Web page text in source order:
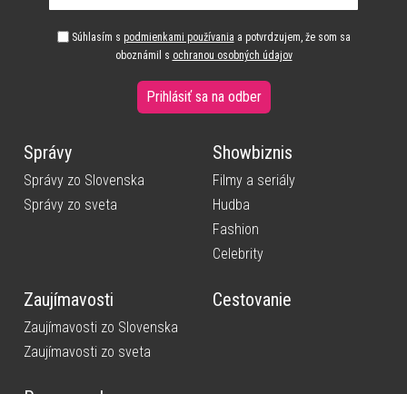
Súhlasím s podmienkami používania a potvrdzujem, že som sa
oboznámil s ochranou osobných údajov
Prihlásiť sa na odber
Správy
Správy zo Slovenska
Správy zo sveta
Showbiznis
Filmy a seriály
Hudba
Fashion
Celebrity
Zaujímavosti
Zaujímavosti zo Slovenska
Zaujímavosti zo sveta
Cestovanie